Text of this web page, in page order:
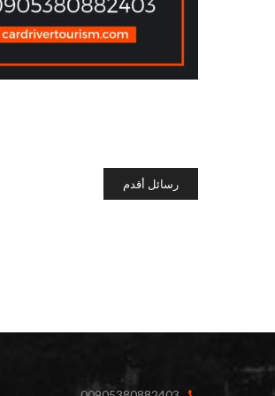
رسائل أقدم